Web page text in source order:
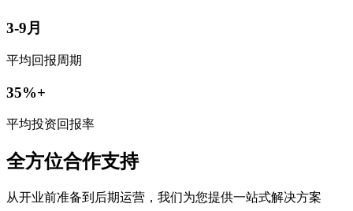
3-9月
平均回报周期
35%+
平均投资回报率
全方位合作支持
从开业前准备到后期运营，我们为您提供一站式解决方案